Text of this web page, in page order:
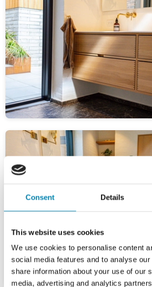
Consent Details
This website uses cookies
We use cookies to personalise content
social media features and to analyse
share information about your use of our
media, advertising and analytics